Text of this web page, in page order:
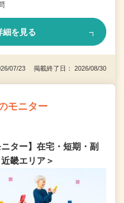
細を見る
07/23 掲載終了日： 2026/08/30
モニター
ター】在宅・短期・副
畿エリア＞